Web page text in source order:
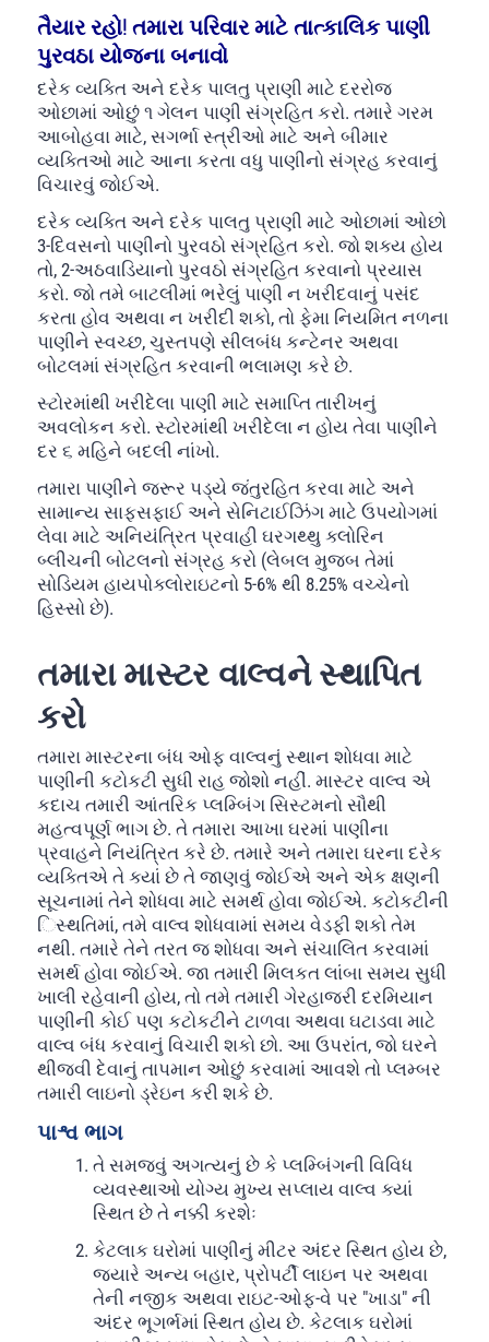
તૈયાર રહો! તમારા પરિવાર માટે તાત્કાલિક પાણી
પુરવઠા યોજના બનાવો
દરેક વ્યક્તિ અને દરેક પાલતુ પ્રાણી માટે દરરોજ
ઓછામાં ઓછું ૧ ગેલન પાણી સંગ્રહિત કરો. તમારે ગરમ
આબોહવા માટે, સગર્ભા સ્ત્રીઓ માટે અને બીમાર
વ્યક્તિઓ માટે આના કરતા વધુ પાણીનો સંગ્રહ કરવાનું
વિચારવું જોઈએ.
દરેક વ્યક્તિ અને દરેક પાલતુ પ્રાણી માટે ઓછામાં ઓછો
3-દિવસનો પાણીનો પુરવઠો સંગ્રહિત કરો. જો શક્ય હોય
તો, 2-અઠવાડિયાનો પુરવઠો સંગ્રહિત કરવાનો પ્રયાસ
કરો. જો તમે બાટલીમાં ભરેલું પાણી ન ખરીદવાનું પસંદ
કરતા હોવ અથવા ન ખરીદી શકો, તો ફેમા નિયમિત નળના
પાણીને સ્વચ્છ, ચુસ્તપણે સીલબંધ કન્ટેનર અથવા
બોટલમાં સંગ્રહિત કરવાની ભલામણ કરે છે.
સ્ટોરમાંથી ખરીદેલા પાણી માટે સમાપ્તિ તારીખનું
અવલોકન કરો. સ્ટોરમાંથી ખરીદેલા ન હોય તેવા પાણીને
દર ૬ મહિને બદલી નાંખો.
તમારા પાણીને જરૂર પડ્યે જંતુરહિત કરવા માટે અને
સામાન્ય સાફસફાઈ અને સેનિટાઈઝિંગ માટે ઉપયોગમાં
લેવા માટે અનિયંત્રિત પ્રવાહી ઘરગથ્થુ ક્લોરિન
બ્લીચની બોટલનો સંગ્રહ કરો (લેબલ મુજબ તેમાં
સોડિયમ હાયપોક્લોરાઇટનો 5-6% થી 8.25% વચ્ચેનો
હિસ્સો છે).
તમારા માસ્ટર વાલ્વને સ્થાપિત
કરો
તમારા માસ્ટરના બંધ ઓફ વાલ્વનું સ્થાન શોધવા માટે
પાણીની કટોકટી સુધી રાહ જોશો નહીં. માસ્ટર વાલ્વ એ
કદાચ તમારી આંતરિક પ્લમ્બિંગ સિસ્ટમનો સૌથી
મહત્વપૂર્ણ ભાગ છે. તે તમારા આખા ઘરમાં પાણીના
પ્રવાહને નિયંત્રિત કરે છે. તમારે અને તમારા ઘરના દરેક
વ્યક્તિએ તે ક્યાં છે તે જાણવું જોઈએ અને એક ક્ષણની
સૂચનામાં તેને શોધવા માટે સમર્થ હોવા જોઈએ. કટોકટીની
િસ્થતિમાં, તમે વાલ્વ શોધવામાં સમય વેડફી શકો તેમ
નથી. તમારે તેને તરત જ શોધવા અને સંચાલિત કરવામાં
સમર્થ હોવા જોઈએ. જા તમારી મિલકત લાંબા સમય સુધી
ખાલી રહેવાની હોય, તો તમે તમારી ગેરહાજરી દરમિયાન
પાણીની કોઈ પણ કટોકટીને ટાળવા અથવા ઘટાડવા માટે
વાલ્વ બંધ કરવાનું વિચારી શકો છો. આ ઉપરાંત, જો ઘરને
થીજવી દેવાનું તાપમાન ઓછું કરવામાં આવશે તો પ્લમ્બર
તમારી લાઇનો ડ્રેઇન કરી શકે છે.
પાશ્વ ભાગ
તે સમજવું અગત્યનું છે કે પ્લમ્બિંગની વિવિધ
વ્યવસ્થાઓ યોગ્ય મુખ્ય સપ્લાય વાલ્વ ક્યાં
સ્થિત છે તે નક્કી કરશેઃ
કેટલાક ઘરોમાં પાણીનું મીટર અંદર સ્થિત હોય છે,
જ્યારે અન્ય બહાર, પ્રોપર્ટી લાઇન પર અથવા
તેની નજીક અથવા રાઇટ-ઓફ-વે પર "ખાડા" ની
અંદર ભૂગર્ભમાં સ્થિત હોય છે. કેટલાક ઘરોમાં